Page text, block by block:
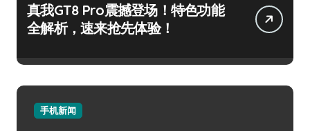
真我GT8 Pro震撼登场！特色功能
全解析，速来抢先体验！
手机新闻